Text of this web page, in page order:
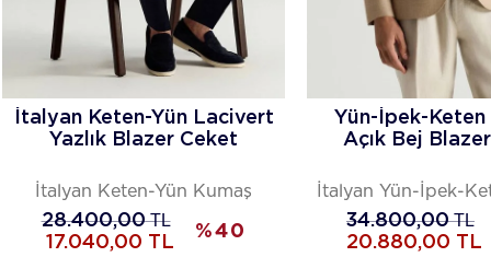
İtalyan Keten-Yün Lacivert
Yazlık Blazer Ceket
İtalyan Keten-Yün Kumaş
28.400,00TL
17.040,00 TL
%40
Yün-İpek-Keten
Açık Bej
İtalyan Yün-İpek-
34.800,00TL
20.880,00 TL